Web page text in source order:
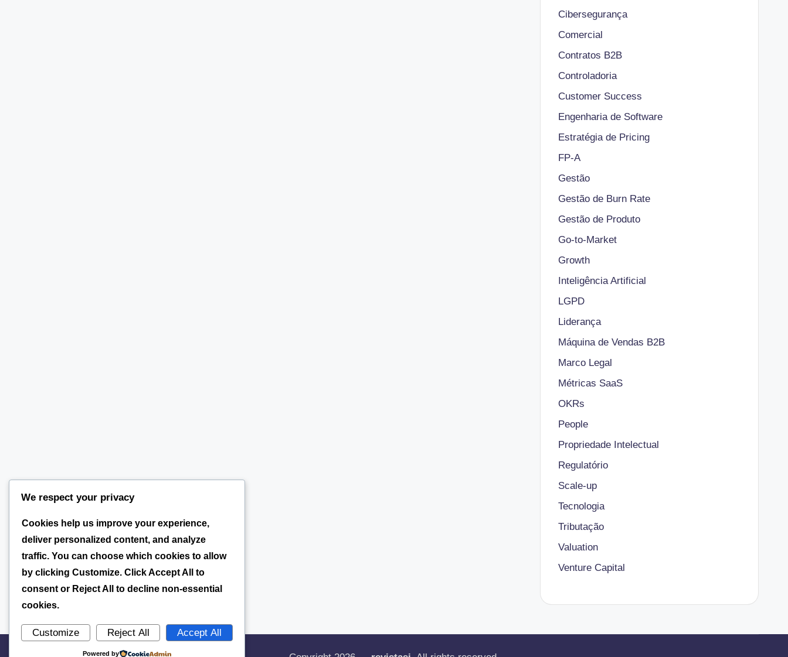
Cibersegurança
Comercial
Contratos B2B
Controladoria
Customer Success
Engenharia de Software
Estratégia de Pricing
FP-A
Gestão
Gestão de Burn Rate
Gestão de Produto
Go-to-Market
Growth
Inteligência Artificial
LGPD
Liderança
Máquina de Vendas B2B
Marco Legal
Métricas SaaS
OKRs
People
Propriedade Intelectual
Regulatório
Scale-up
Tecnologia
Tributação
Valuation
Venture Capital
We respect your privacy
Cookies help us improve your experience,
deliver personalized content, and analyze
traffic. You can choose which cookies to allow
by clicking Customize. ClickAccept All
to
consent or Reject All
to decline non-essential
cookies.
Customize Reject All Accept All
Powered by